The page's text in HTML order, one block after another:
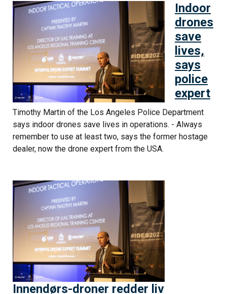
Indoor
drones
save
lives,
says
police
expert
Timothy Martin of the Los Angeles Police Department
says indoor drones save lives in operations. - Always
remember to use at least two, says the former hostage
dealer, now the drone expert from the USA.
Innendørs-droner redder liv